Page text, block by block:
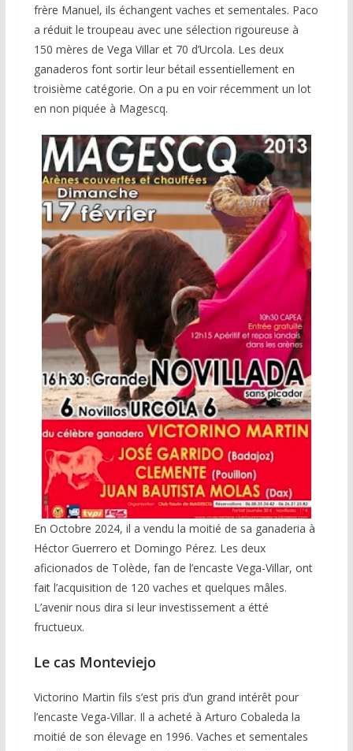
frère Manuel, ils échangent vaches et sementales. Paco
a réduit le troupeau avec une sélection rigoureuse à
150 mères de Vega Villar et 70 d’Urcola. Les deux
ganaderos font sortir leur bétail essentiellement en
troisième catégorie. On a pu en voir récemment un lot
en non piquée à Magescq.
En Octobre 2024, il a vendu la moitié de sa ganaderia à
Héctor Guerrero et Domingo Pérez. Les deux
aficionados de Tolède, fan de l’encaste Vega-Villar, ont
fait l’acquisition de 120 vaches et quelques mâles.
L’avenir nous dira si leur investissement a étté
fructueux.
Le cas Monteviejo
Victorino Martin fils s’est pris d’un grand intérêt pour
l’encaste Vega-Villar. Il a acheté à Arturo Cobaleda la
moitié de son élevage en 1996. Vaches et sementales